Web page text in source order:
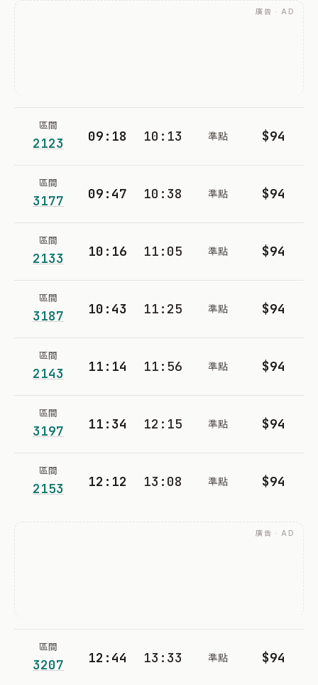
廣告 · AD
區間
2123 09:18 10:13 準點 $94
區間
3177 09:47 10:38 準點 $94
區間
2133 10:16 11:05 準點 $94
區間
3187 10:43 11:25 準點 $94
區間
2143 11:14 11:56 準點 $94
區間
3197 11:34 12:15 準點 $94
區間
2153 12:12 13:08 準點 $94
廣告 · AD
區間
3207 12:44 13:33 準點 $94